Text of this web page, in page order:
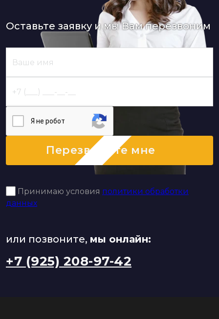
Оставьте заявку и мы Вам перезвоним
Я нe poбoт
Перезвоните мне
Принимаю условия политики обработки
данных
или позвоните, мы онлайн:
+7 (925) 208-97-42